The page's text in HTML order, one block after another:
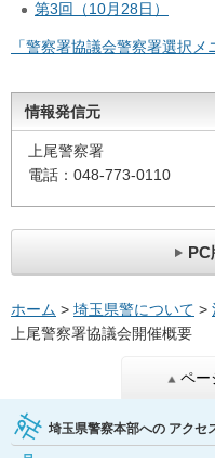
第3回（10月28日）
「警察署協議会警察署選択
情報発信元
上尾警察署
電話：048-773-0110
PC
ホーム > 埼玉県警について >
上尾警察署協議会開催概要
ペー
埼玉県警察本部への アクセ